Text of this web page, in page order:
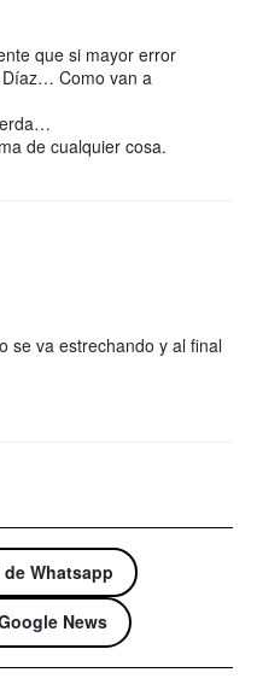
que si mayor error
Díaz… Como van a
de cualquier cosa.
se va estrechando y al final
Whatsapp
News